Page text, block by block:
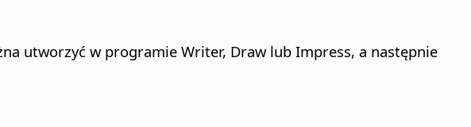
utworzyć w programie Writer, Draw lub Impress, a następnie